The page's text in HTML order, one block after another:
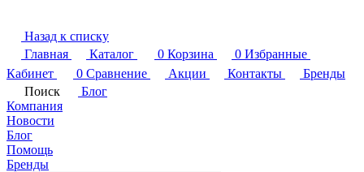
Назад к списку
Главная
Каталог 0 Корзина 0 Избранные
Кабинет
0 Сравнение Акции Контакты
Бренды
Поиск
Блог
Компания
Новости
Блог
Помощь
Бренды